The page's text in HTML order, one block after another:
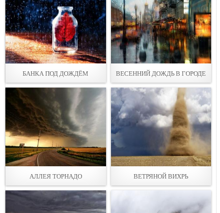
БАНКА ПОД ДОЖДЁМ ВЕСЕННИЙ ДОЖДЬ В ГОРОДЕ
АЛЛЕЯ ТОРНАДО ВЕТРЯНОЙ ВИХРЬ